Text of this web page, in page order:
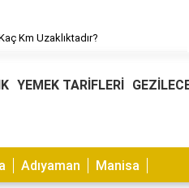
YEMEK TARİFLERİ
Adıyaman Manisa